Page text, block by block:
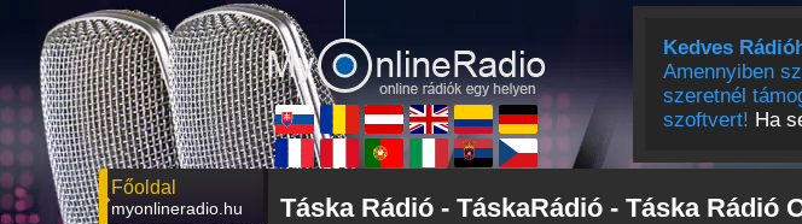
Kedves
Amennyiben
szeretnél
szoftvert! Ha
Főoldal
myonlineradio.hu Táska Rádió - TáskaRádió - Táska Rádió